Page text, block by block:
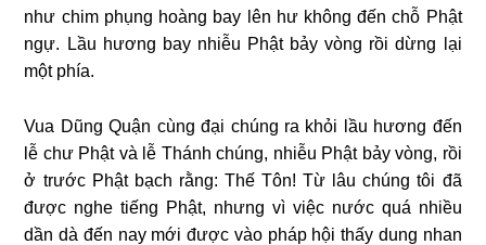
như chim phụng hoàng bay lên hư không đến chỗ Phật
ngự. Lầu hương bay nhiễu Phật bảy vòng rồi dừng lại
một phía.
Vua Dũng Quận cùng đại chúng ra khỏi lầu hương đến
lễ chư Phật và lễ Thánh chúng, nhiễu Phật bảy vòng, rồi
ở trước Phật bạch rằng: Thế Tôn! Từ lâu chúng tôi đã
được nghe tiếng Phật, nhưng vì việc nước quá nhiều
dần dà đến nay mới được vào pháp hội thấy dung nhan